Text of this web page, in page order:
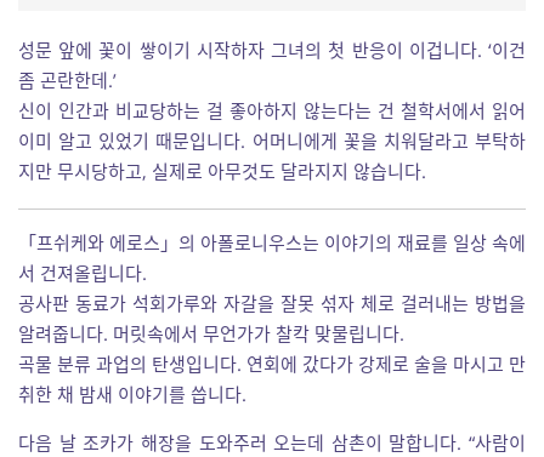
성문 앞에 꽃이 쌓이기 시작하자 그녀의 첫 반응이 이겁니다. ‘이건
좀 곤란한데.’
신이 인간과 비교당하는 걸 좋아하지 않는다는 건 철학서에서 읽어
이미 알고 있었기 때문입니다. 어머니에게 꽃을 치워달라고 부탁하
지만 무시당하고, 실제로 아무것도 달라지지 않습니다.
「프쉬케와 에로스」의 아폴로니우스는 이야기의 재료를 일상 속에
서 건져올립니다.
공사판 동료가 석회가루와 자갈을 잘못 섞자 체로 걸러내는 방법을
알려줍니다. 머릿속에서 무언가가 찰칵 맞물립니다.
곡물 분류 과업의 탄생입니다. 연회에 갔다가 강제로 술을 마시고 만
취한 채 밤새 이야기를 씁니다.
다음 날 조카가 해장을 도와주러 오는데 삼촌이 말합니다. “사람이